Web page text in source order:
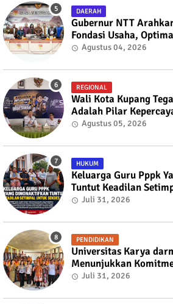
DAERAH
Gubernur NTT
Fondasi Usaha,
Ekspansi Bisnis
Agustus 04, 2026
REGIONAL
Wali Kota Kupang
Adalah Pilar
Siap Perkuat
Agustus 05, 2026
HUKUM
Keluarga Guru Pppk
Tuntut Keadilan
Bijaepunu
Juli 31, 2026
PENDIDIKAN
Universitas Karya
Menunjukkan
Mendukung
Juli 31, 2026